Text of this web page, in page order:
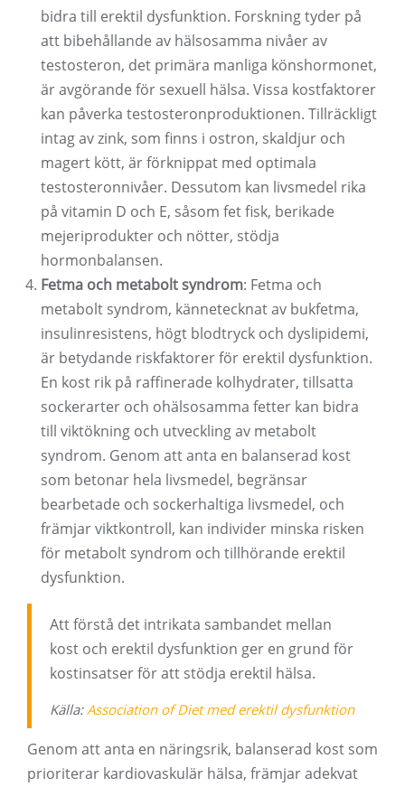
bidra till erektil dysfunktion. Forskning tyder på
att bibehållande av hälsosamma nivåer av
testosteron, det primära manliga könshormonet,
är avgörande för sexuell hälsa. Vissa kostfaktorer
kan påverka testosteronproduktionen. Tillräckligt
intag av zink, som finns i ostron, skaldjur och
magert kött, är förknippat med optimala
testosteronnivåer. Dessutom kan livsmedel rika
på vitamin D och E, såsom fet fisk, berikade
mejeriprodukter och nötter, stödja
hormonbalansen.
Fetma och metabolt syndrom: Fetma och
metabolt syndrom, kännetecknat av bukfetma,
insulinresistens, högt blodtryck och dyslipidemi,
är betydande riskfaktorer för erektil dysfunktion.
En kost rik på raffinerade kolhydrater, tillsatta
sockerarter och ohälsosamma fetter kan bidra
till viktökning och utveckling av metabolt
syndrom. Genom att anta en balanserad kost
som betonar hela livsmedel, begränsar
bearbetade och sockerhaltiga livsmedel, och
främjar viktkontroll, kan individer minska risken
för metabolt syndrom och tillhörande erektil
dysfunktion.
Att förstå det intrikata sambandet mellan
kost och erektil dysfunktion ger en grund för
kostinsatser för att stödja erektil hälsa.
Källa:Association of Diet med erektil dysfunktion
Genom att anta en näringsrik, balanserad kost som
prioriterar kardiovaskulär hälsa, främjar adekvat